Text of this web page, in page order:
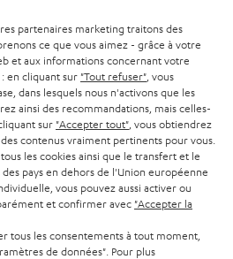
partenaires marketing traitons des
ce que vous aimez - grâce à votre
et aux informations concernant votre
en cliquant sur "Tout refuser" , vous
dans lesquels nous n'activons que les
ainsi des recommandations, mais celles-
sur "Accepter tout" , vous obtiendrez
contenus vraiment pertinents pour vous.
les cookies ainsi que le transfert et le
pays en dehors de l'Union européenne
vous pouvez aussi activer ou
et confirmer avec "Accepter la
tous les consentements à tout moment,
de données". Pour plus